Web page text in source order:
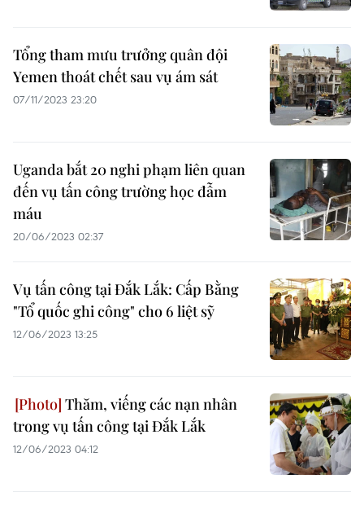
Tổng tham mưu trưởng quân đội
Yemen thoát chết sau vụ ám sát
07/11/2023 23:20
Uganda bắt 20 nghi phạm liên quan
đến vụ tấn công trường học đẫm
máu
20/06/2023 02:37
Vụ tấn công tại Đắk Lắk: Cấp Bằng
"Tổ quốc ghi công" cho 6 liệt sỹ
12/06/2023 13:25
Thăm, viếng các nạn nhân
trong vụ tấn công tại Đắk Lắk
12/06/2023 04:12